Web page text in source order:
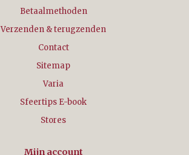
Betaalmethoden
Verzenden & terugzenden
Contact
Sitemap
Varia
Sfeertips E-book
Stores
Mijn account